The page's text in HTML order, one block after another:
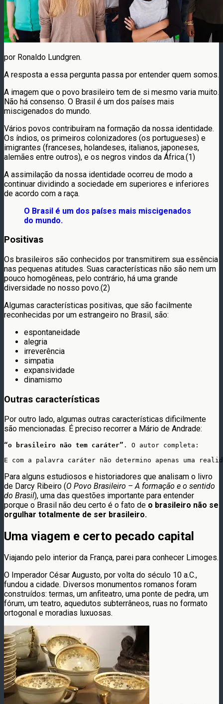
por Ronaldo Lundgren.
A resposta a essa pergunta passa por entender quem somos.
A imagem que o povo brasileiro tem de si mesmo varia muito.
Não há consenso. O Brasil é um dos países mais
miscigenados do mundo.
Vários povos contribuíram na formação da nossa identidade.
Os índios, os primeiros colonizadores (os portugueses) e
imigrantes (franceses, holandeses, italianos, japoneses,
alemães entre outros), e os negros vindos da África.(1)
A assimilação da nossa identidade ocorreu de modo a
continuar dividindo a sociedade em superiores e inferiores
de acordo com a raça.
O Brasil é um dos países mais miscigenados
do mundo.
Positivas
Os brasileiros são conhecidos por transmitirem sua essência
nas pequenas atitudes. Suas características não são nem um
pouco homogêneas, pelo contrário, há uma grande
diversidade no nosso povo.(2)
Algumas características positivas, que são facilmente
reconhecidas por um estrangeiro no Brasil, são:
espontaneidade
alegria
irreverência
simpatia
expansividade
dinamismo
Outras características
Por outro lado, algumas outras características dificilmente
são mencionadas. É preciso recorrer a Mário de Andrade:
“o brasileiro não tem caráter” . O autor completa:
E com a palavra caráter não determino apenas uma
Para alguns estudiosos e historiadores que analisam o livro
de Darcy Ribeiro (O Povo Brasileiro – A formação e o sentido
do Brasil), uma das questões importante para entender
porque o Brasil não deu certo é o fato de o brasileiro não se
orgulhar totalmente de ser brasileiro.
Uma viagem e certo pecado capital
Viajando pelo interior da França, parei para conhecer Limoges.
O Imperador César Augusto, por volta do século 10 a.C.,
fundou a cidade. Diversos monumentos romanos foram
construídos: termas, um anfiteatro, uma ponte de pedra, um
fórum, um teatro, aquedutos subterrâneos, ruas no formato
ortogonal e moradias luxuosas.